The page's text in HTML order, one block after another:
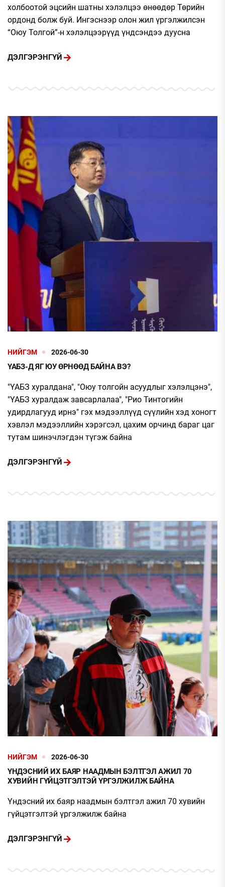
холбоотой эцсийн шатны хэлэлцээ өнөөдөр Төрийн
ордонд болж буй. Ингэснээр олон жил үргэлжилсэн
“Оюу Толгой”-н хэлэлцээрүүд үндсэндээ дуусна
ДЭЛГЭРЭНГҮЙ
НИЙГЭМ 2026-06-30
ҮАБЗ-Д ЯГ ЮУ ӨРНӨӨД БАЙНА ВЭ?
"ҮАБЗ хуралдана", "Оюу толгойн асуудлыг хэлэлцэнэ",
"ҮАБЗ хуралдаж завсарлалаа", "Рио Тинтогийн
удирдлагууд ирнэ" гэх мэдээллүүд сүүлийн хэд хоногт
хэвлэл мэдээллийн хэрэгсэл, цахим орчинд бараг цаг
тутам шинэчлэгдэн түгэж байна
ДЭЛГЭРЭНГҮЙ
НИЙГЭМ 2026-06-30
ҮНДЭСНИЙ ИХ БАЯР НААДМЫН БЭЛТГЭЛ АЖИЛ 70
ХУВИЙН ГҮЙЦЭТГЭЛТЭЙ ҮРГЭЛЖИЛЖ БАЙНА
Үндэсний их баяр наадмын бэлтгэл ажил 70 хувийн
гүйцэтгэлтэй үргэлжилж байна
ДЭЛГЭРЭНГҮЙ